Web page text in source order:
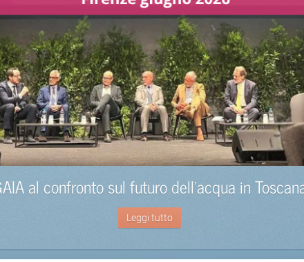
al confronto sul futuro dell’acqua in
Leggi tutto